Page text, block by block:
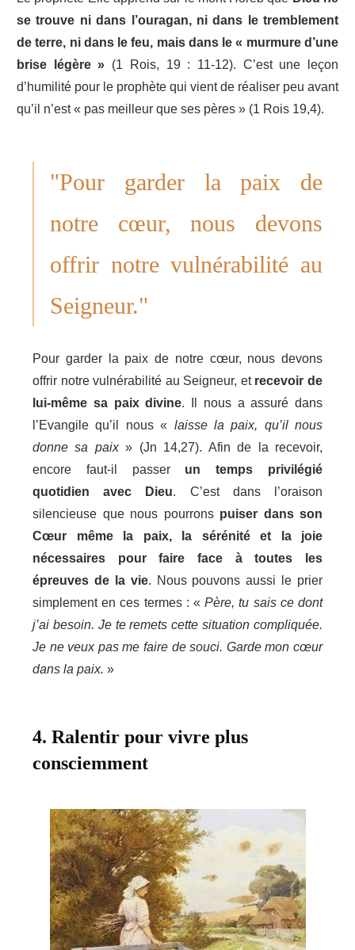
se trouve ni dans l’ouragan, ni dans le tremblement
de terre, ni dans le feu, mais dans le « murmure d’une
brise légère » (1 Rois, 19 : 11-12). C’est une leçon
d’humilité pour le prophète qui vient de réaliser peu avant
qu’il n’est « pas meilleur que ses pères » (1 Rois 19,4).
"Pour garder la paix de
notre cœur, nous devons
offrir notre vulnérabilité au
Seigneur."
Pour garder la paix de notre cœur, nous devons
offrir notre vulnérabilité au Seigneur, et recevoir de
lui-même sa paix divine. Il nous a assuré dans
l’Evangile qu’il nous « laisse la paix, qu’il nous
donne sa paix» (Jn 14,27). Afin de la recevoir,
encore faut-il passer un temps privilégié
quotidien avec Dieu. C’est dans l’oraison
silencieuse que nous pourrons puiser dans son
Cœur même la paix, la sérénité et la joie
nécessaires pour faire face à toutes les
épreuves de la vie. Nous pouvons aussi le prier
simplement en ces termes : «Père, tu sais ce dont
j’ai besoin. Je te remets cette situation compliquée.
Je ne veux pas me faire de souci. Garde mon cœur
dans la paix. »
4. Ralentir pour vivre plus
consciemment